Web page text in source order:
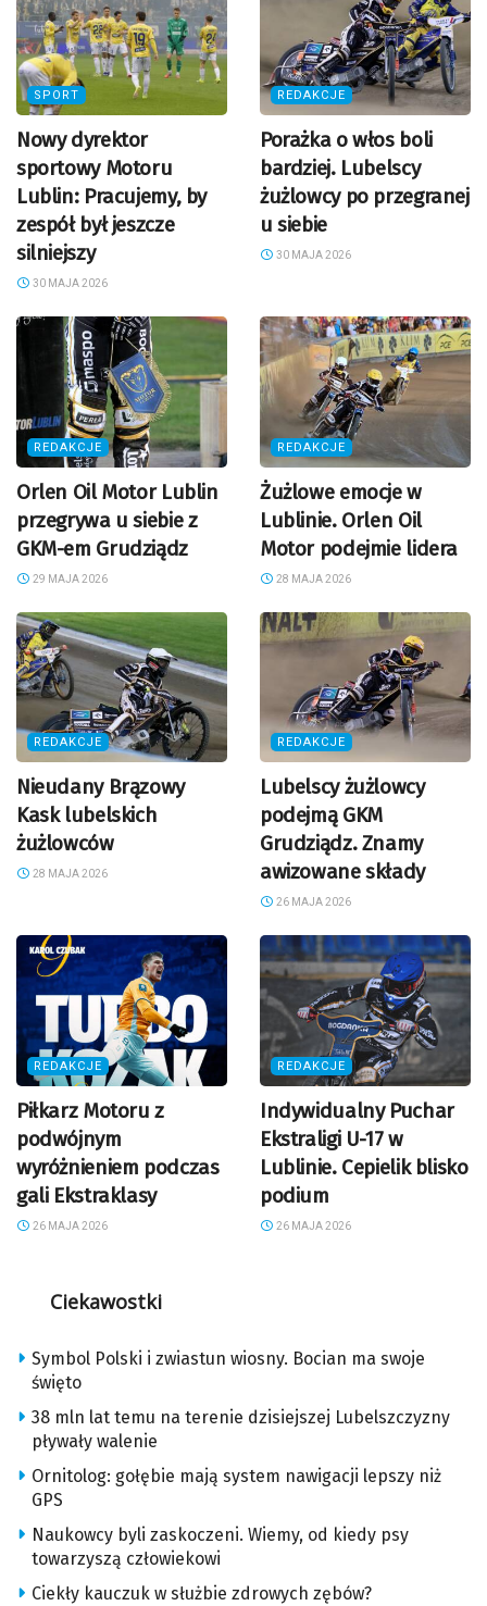
SPORT
Nowy dyrektor
sportowy Motoru
Lublin: Pracujemy, by
zespół był jeszcze
silniejszy
30 MAJA 2026
REDAKCJE
Porażka o włos boli
bardziej. Lubelscy
żużlowcy po przegranej
u siebie
30 MAJA 2026
REDAKCJE
Orlen Oil Motor Lublin
przegrywa u siebie z
GKM-em Grudziądz
29 MAJA 2026
REDAKCJE
Żużlowe emocje w
Lublinie. Orlen Oil
Motor podejmie lidera
28 MAJA 2026
REDAKCJE
Nieudany Brązowy
Kask lubelskich
żużlowców
28 MAJA 2026
REDAKCJE
Lubelscy żużlowcy
podejmą GKM
Grudziądz. Znamy
awizowane składy
26 MAJA 2026
REDAKCJE
Piłkarz Motoru z
podwójnym
wyróżnieniem podczas
gali Ekstraklasy
26 MAJA 2026
REDAKCJE
Indywidualny Puchar
Ekstraligi U-17 w
Lublinie. Cepielik blisko
podium
26 MAJA 2026
Ciekawostki
Symbol Polski i zwiastun wiosny. Bocian ma swoje
święto
38 mln lat temu na terenie dzisiejszej Lubelszczyzny
pływały walenie
Ornitolog: gołębie mają system nawigacji lepszy niż
GPS
Naukowcy byli zaskoczeni. Wiemy, od kiedy psy
towarzyszą człowiekowi
Ciekły kauczuk w służbie zdrowych zębów?